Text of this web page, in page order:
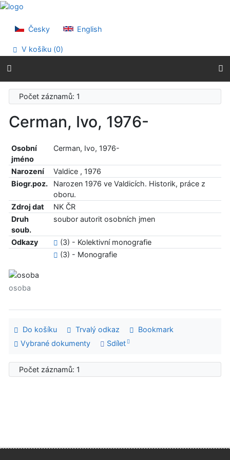
Přejít na obsah
Prohlášení o webové přístupnosti
Česky English
V košíku (0)
Počet záznamů: 1
Cerman, Ivo, 1976-
Osobní
jméno
Cerman, Ivo, 1976-
Narození
Valdice , 1976
Biogr.poz.
Narozen 1976 ve Valdicích. Historik, práce z
oboru.
Zdroj dat
NK ČR
Druh
soub.
soubor autorit osobních jmen
Odkazy
(3) - Kolektivní monografie
(3) - Monografie
osoba
Do košíku Trvalý odkaz
Bookmark
Vybrané dokumenty
Sdílet
Počet záznamů: 1